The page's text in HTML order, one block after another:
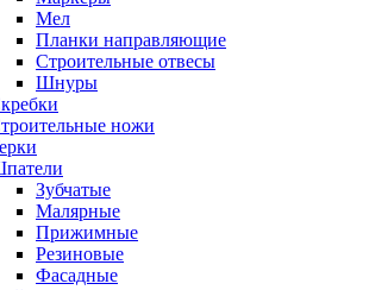
Мел
Планки направляющие
Строительные отвесы
Шнуры
ножи
Зубчатые
Малярные
Прижимные
Резиновые
Фасадные